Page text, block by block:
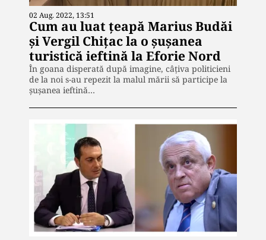
02 Aug. 2022, 13:51
Cum au luat țeapă Marius Budăi
și Vergil Chițac la o șușanea
turistică ieftină la Eforie Nord
În goana disperată după imagine, câțiva politicieni
de la noi s-au repezit la malul mării să participe la
șușanea ieftină…